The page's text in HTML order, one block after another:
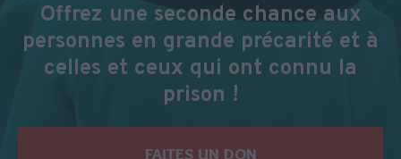
Offrez une seconde chance aux
personnes en grande précarité et à
celles et ceux qui ont connu la
prison !
FAITES UN DON